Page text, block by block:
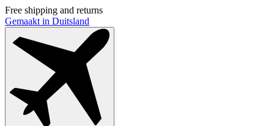
Free shipping and returns
Gemaakt in Duitsland